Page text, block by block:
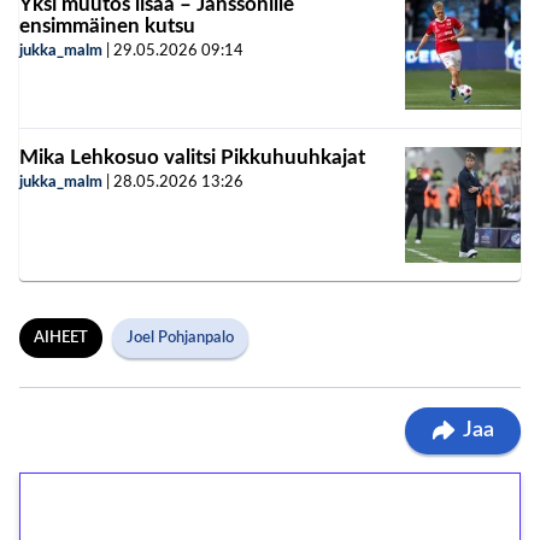
ensimmäinen kutsu
jukka_malm 29.05.2026 09:14
Mika Lehkosuo valitsi Pikkuhuuhkajat
jukka_malm 28.05.2026 13:26
AIHEET Joel Pohjanpalo
Jaa